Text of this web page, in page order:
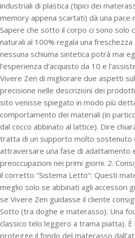
industriali di plastica (tipici dei
memory appena scartati) dà una pace
Sapere che sotto il corpo ci sono solo
naturali al 100% regala una freschezza
nessuna schiuma sintetica potrà mai
l'esperienza d'acquisto da 10 e
Vivere Zen di migliorare due aspetti
precisione nelle descrizioni dei
sito venisse spiegato in modo più
comportamento dei materiali (in
dal cocco abbinato al lattice). Dire
tratta di un supporto molto sostenuto
attraversare una fase di adattamento
preoccupazioni nei primi giorni. 2.
il corretto "Sistema Letto": Questi
meglio solo se abbinati agli accessori
se Vivere Zen guidasse il cliente
Sotto (tra doghe e materasso): Una
classico telo leggero a trama piatta).
protegge il fondo del materasso